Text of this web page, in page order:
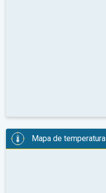
Mapa de temperatura